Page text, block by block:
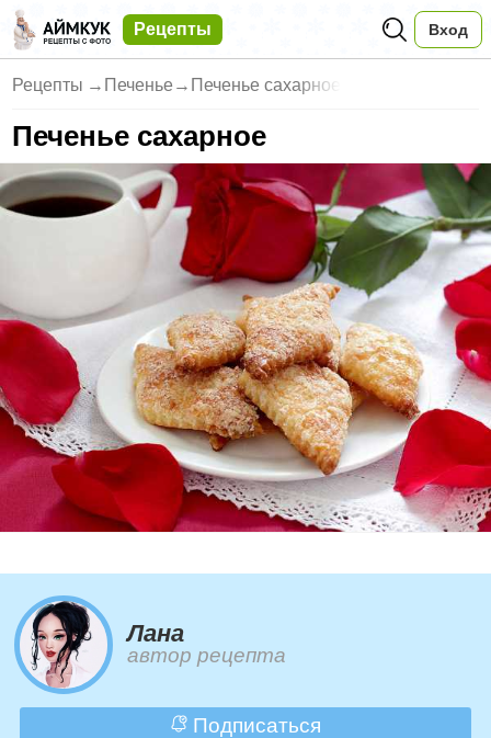
Рецепты Вход
Рецепты → Печенье → Печенье сахарное
Печенье сахарное
Лана
автор рецепта
Подписаться